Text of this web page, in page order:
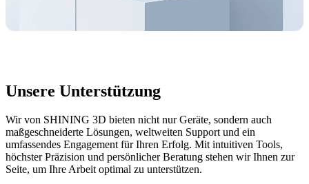
Unsere Unterstützung
Wir von SHINING 3D bieten nicht nur Geräte, sondern auch
maßgeschneiderte Lösungen, weltweiten Support und ein
umfassendes Engagement für Ihren Erfolg. Mit intuitiven Tools,
höchster Präzision und persönlicher Beratung stehen wir Ihnen zur
Seite, um Ihre Arbeit optimal zu unterstützen.